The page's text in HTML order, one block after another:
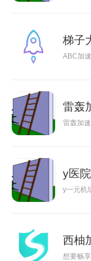
梯子
ABC加
雷轰
雷轰加
y医
y一元机
西柚
想要畅